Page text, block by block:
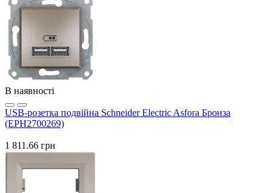
В наявності
USB-розетка подвійна Schneider Electric Asfora Бронза
(EPH2700269)
1 811.66 грн